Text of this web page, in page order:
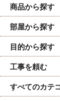
商品から探す
部屋から探す
目的から探す
工事を頼む
すべてのカテ